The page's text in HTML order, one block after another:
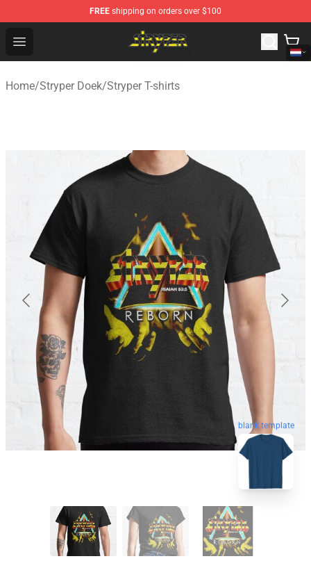
FREE shipping on orders over $100
Open menu
Stryper Store - Official Stryper Merchandise Shop
Home/Stryper Doek/Stryper T-shirts
blank template